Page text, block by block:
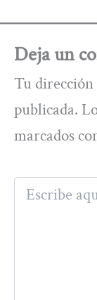
Deja un
Tu dirección
publicada.
marcados
Escribe
aquí...